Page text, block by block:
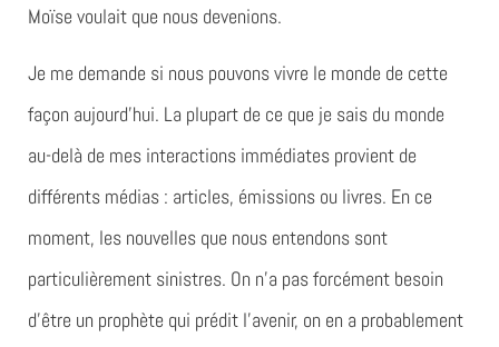
Moïse voulait que nous devenions.
Je me demande si nous pouvons vivre le monde de cette
façon aujourd’hui. La plupart de ce que je sais du monde
au-delà de mes interactions immédiates provient de
différents médias : articles, émissions ou livres. En ce
moment, les nouvelles que nous entendons sont
particulièrement sinistres. On n’a pas forcément besoin
d’être un prophète qui prédit l’avenir, on en a probablement